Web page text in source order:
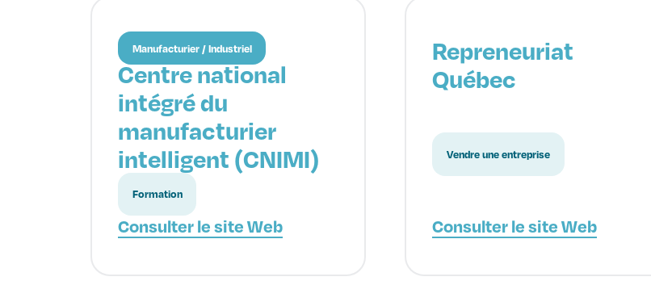
Manufacturier / Industriel
Centre national
intégré du
manufacturier
intelligent (CNIMI)
Formation
Consulter le site Web
Repreneuriat
Québec
Vendre une entreprise
Consulter le site Web